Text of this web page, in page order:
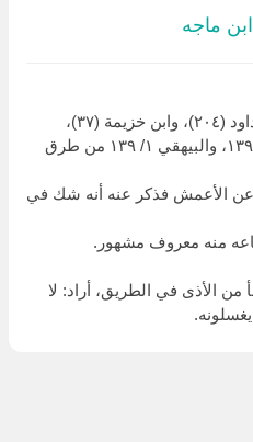
ماجه
وأخرجه عبد الرزاق (١٠١)، وأبو داود (٢٠٤)، وابن خزيمة (٣٧)،
والطبراني (١٠٤٥٨)، والحاكم ١/ ١٣٩، والبيهقي ١/ ١٣٩ من طرق
عن الأعمش فذكر عنه أنه شك في
منه معروف مشهور.
الأذى في الطريق، أراد: لا
يغسلونه.